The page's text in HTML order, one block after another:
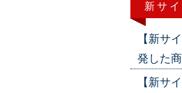
新サ
【新サ
発した
【新サ